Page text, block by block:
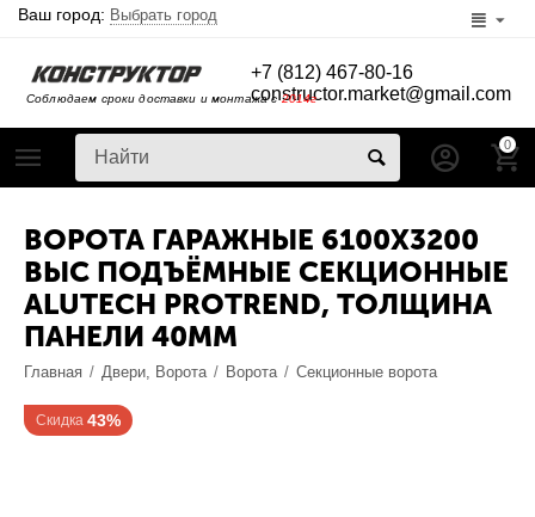
Ваш город: Выбрать город
Соблюдаем сроки доставки и монтажа с2014г
+7 (812) 467-80-16
constructor.market@gmail.com
0
ВОРОТА ГАРАЖНЫЕ 6100Х3200
ВЫС ПОДЪЁМНЫЕ СЕКЦИОННЫЕ
ALUTECH PROTREND, ТОЛЩИНА
ПАНЕЛИ 40ММ
Главная / Двери, Ворота / Ворота / Секционные ворота
Скидка 43%